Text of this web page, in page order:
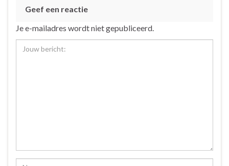
Geef een reactie
Je e-mailadres wordt niet gepubliceerd.